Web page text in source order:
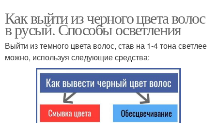
Как выйти из черного цвета волос
в русый. Способы осветления
Выйти из темного цвета волос, став на 1-4 тона светлее
можно, используя следующие средства: